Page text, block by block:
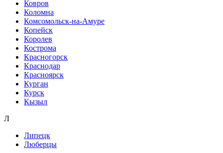
Ковров
Коломна
Комсомольск-на-Амуре
Копейск
Королев
Кострома
Красногорск
Краснодар
Красноярск
Курган
Курск
Кызыл
Л
Липецк
Люберцы